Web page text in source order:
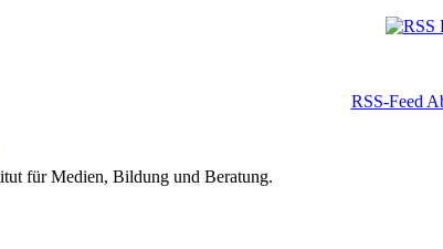
RSS-Feed
für Medien, Bildung und Beratung.